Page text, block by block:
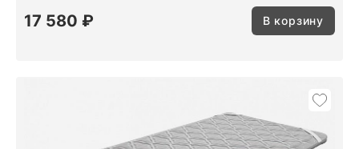
17 580 ₽ В корзину